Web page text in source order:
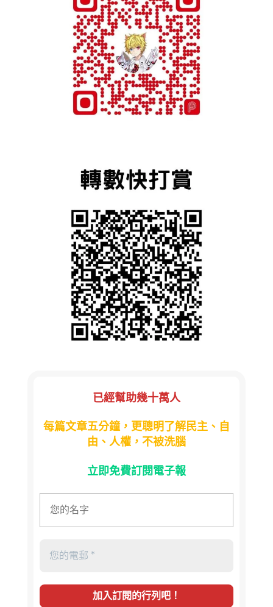
已經幫助幾十萬人
每篇文章五分鐘，更聰明了解民主、自
由、人權，不被洗腦
立即免費訂閱電子報